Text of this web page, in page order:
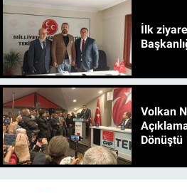
İlk
Volkan
Dönüştü